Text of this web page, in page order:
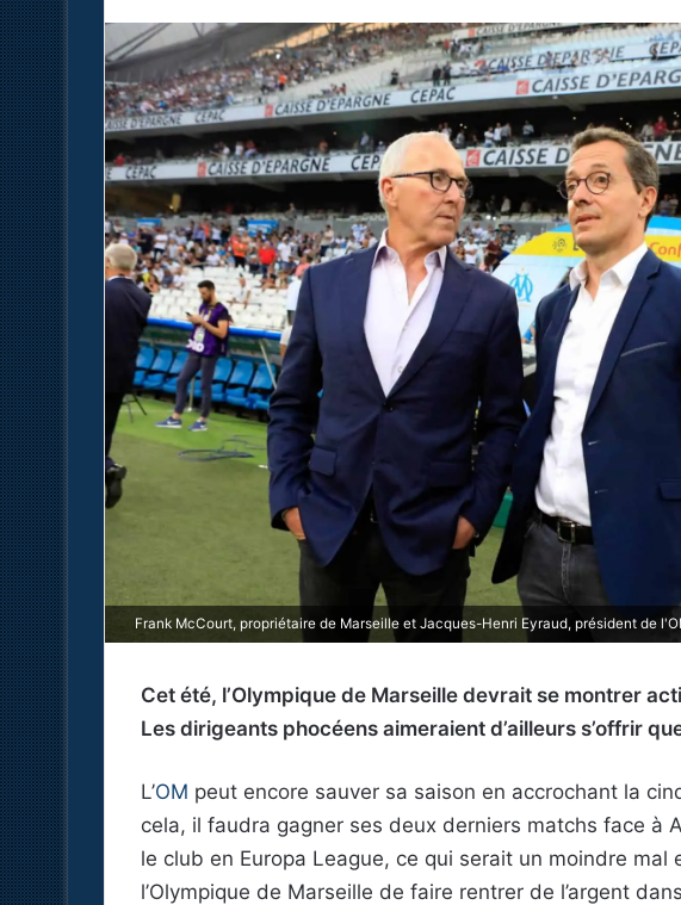
Frank McCourt, propriétaire de Marseille et Jacques-Henri Eyraud, président de
Cet été, l’Olympique de Marseille devrait se montrer
Les dirigeants phocéens aimeraient d’ailleurs s’offrir
L’OM peut encore sauver sa saison en accrochant la
cela, il faudra gagner ses deux derniers matchs face à
le club en Europa League, ce qui serait un moindre
l’Olympique de Marseille de faire rentrer de l’argent